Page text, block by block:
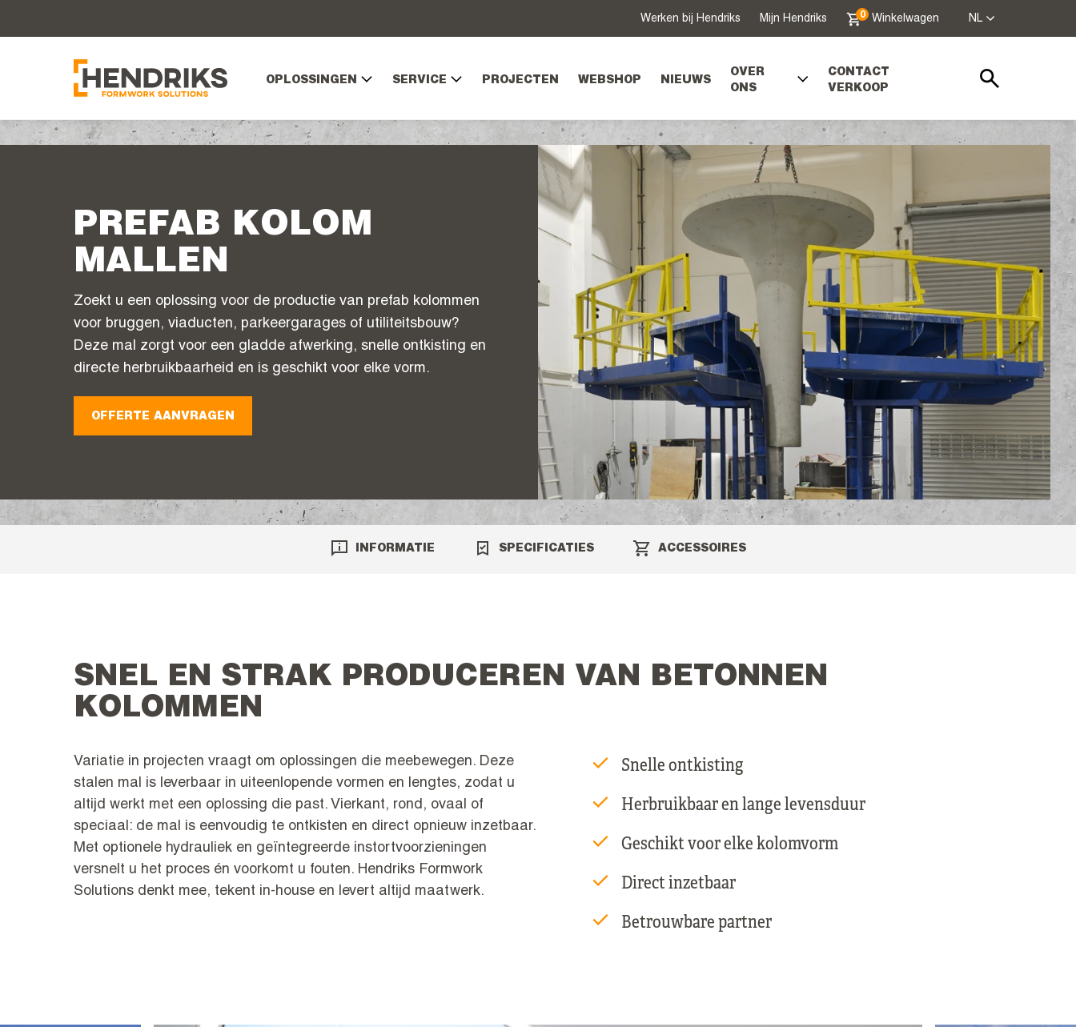
OPLOSSINGEN SERVICE PROJECTEN WEBSHOP NIEUWS
OVER
ONS
CONTACT
VERKOOP
Werken bij Hendriks Mijn Hendriks 0 Winkelwagen NL
PREFAB KOLOM
MALLEN
Zoekt u een oplossing voor de productie van prefab kolommen
voor bruggen, viaducten, parkeergarages of utiliteitsbouw?
Deze mal zorgt voor een gladde afwerking, snelle ontkisting en
directe herbruikbaarheid en is geschikt voor elke vorm.
OFFERTE AANVRAGEN
INFORMATIE SPECIFICATIES ACCESSOIRES
SNEL EN STRAK PRODUCEREN VAN BETONNEN
KOLOMMEN
Variatie in projecten vraagt om oplossingen die meebewegen. Deze
stalen mal is leverbaar in uiteenlopende vormen en lengtes, zodat u
altijd werkt met een oplossing die past. Vierkant, rond, ovaal of
speciaal: de mal is eenvoudig te ontkisten en direct opnieuw inzetbaar.
Met optionele hydrauliek en geïntegreerde instortvoorzieningen
versnelt u het proces én voorkomt u fouten. Hendriks Formwork
Solutions denkt mee, tekent in-house en levert altijd maatwerk.
Snelle ontkisting
Herbruikbaar en lange levensduur
Geschikt voor elke kolomvorm
Direct inzetbaar
Betrouwbare partner